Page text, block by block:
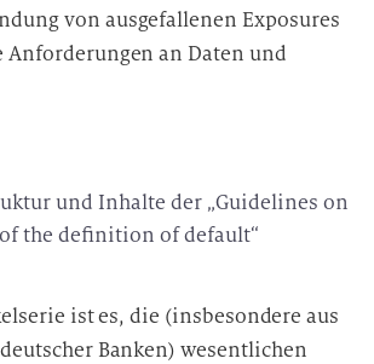
von ausgefallenen Exposures
Anforderungen an Daten und
und Inhalte der „Guidelines on
the definition of default“
ist es, die (insbesondere aus
Banken) wesentlichen